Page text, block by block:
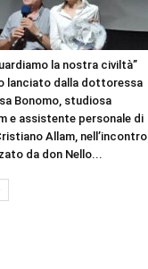
la nostra civiltà”
lanciato dalla dottoressa
Bonomo, studiosa
e assistente personale di
Allam, nell’incontro
da don Nello...